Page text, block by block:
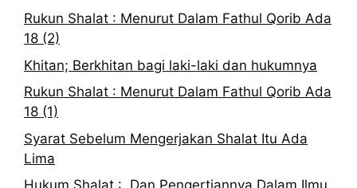
Rukun Shalat : Menurut Dalam Fathul Qorib Ada
18 (2)
Khitan; Berkhitan bagi laki-laki dan hukumnya
Rukun Shalat : Menurut Dalam Fathul Qorib Ada
18 (1)
Syarat Sebelum Mengerjakan Shalat Itu Ada
Lima